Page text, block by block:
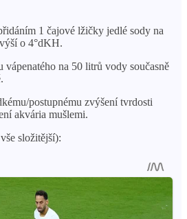
1 čajové lžičky jedlé sody na
o 4°dKH.
na 50 litrů vody současně
postupnému zvýšení tvrdosti
akvária mušlemi.
složitější):